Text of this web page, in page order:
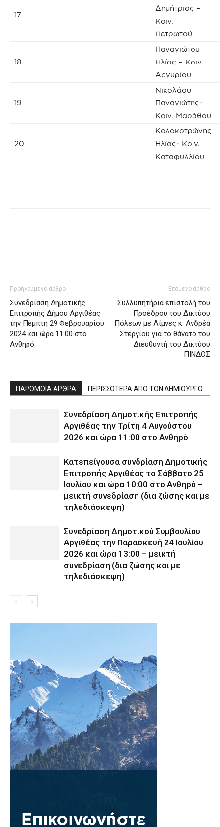
17
Δημήτριος –
Κοιν.
Πετρωτού
18
Παναγιώτου
Ηλίας – Κοιν.
Αργυρίου
19
Νικολάου
Παναγιώτης-
Κοιν. Μαράθου
20
Κολοκοτρώνης
Ηλίας- Κοιν.
Καταφυλλίου
Προηγούμενο άρθρο
Συνεδρίαση Δημοτικής
Επιτροπής Δήμου Αργιθέας
την Πέμπτη 29 Φεβρουαρίου
2024 και ώρα 11:00 στο
Ανθηρό
Επόμενο άρθρο
Συλλυπητήρια επιστολή του
Προέδρου του Δικτύου
Πόλεων με Λίμνες κ. Ανδρέα
Στεργίου για το θάνατο του
Διευθυντή του Δικτύου
ΠΙΝΔΟΣ
ΠΑΡΟΜΟΙΑ ΑΡΘΡΑ ΠΕΡΙΣΣΟΤΕΡΑ ΑΠΟ ΤΟΝ ΔΗΜΙΟΥΡΓΟ
Συνεδρίαση Δημοτικής Επιτροπής
Αργιθέας την Τρίτη 4 Αυγούστου
2026 και ώρα 11:00 στο Ανθηρό
Κατεπείγουσα συνδρίαση Δημοτικής
Επιτροπής Αργιθέας το Σάββατο 25
Ιουλίου και ώρα 10:00 στο Ανθηρό –
μεικτή συνεδρίαση (δια ζώσης και με
τηλεδιάσκεψη)
Συνεδρίαση Δημοτικού Συμβουλίου
Αργιθέας την Παρασκευή 24 Ιουλίου
2026 και ώρα 13:00 – μεικτή
συνεδρίαση (δια ζώσης και με
τηλεδιάσκεψη)